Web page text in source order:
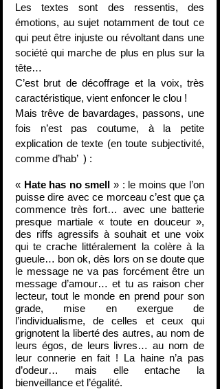
Les textes sont des ressentis, des
émotions, au sujet notamment de tout ce
qui peut être injuste ou révoltant dans une
société qui marche de plus en plus sur la
tête…
C’est brut de décoffrage et la voix, très
caractéristique, vient enfoncer le clou !
Mais trêve de bavardages, passons, une
fois n’est pas coutume, à la petite
explication de texte (en toute subjectivité,
comme d’hab’  ) :
« Hate has no smell » : le moins que l’on
puisse dire avec ce morceau c’est que ça
commence très fort… avec une batterie
presque martiale « toute en douceur »,
des riffs agressifs à souhait et une voix
qui te crache littéralement la colère à la
gueule… bon ok, dès lors on se doute que
le message ne va pas forcément être un
message d’amour… et tu as raison cher
lecteur, tout le monde en prend pour son
grade, mise en exergue de
l’individualisme, de celles et ceux qui
grignotent la liberté des autres, au nom de
leurs égos, de leurs livres… au nom de
leur connerie en fait ! La haine n’a pas
d’odeur… mais elle entache la
bienveillance et l’égalité.